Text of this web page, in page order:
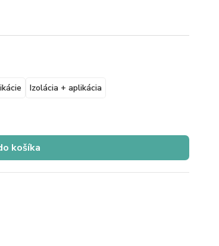
Izolácia + aplikácia
košíka